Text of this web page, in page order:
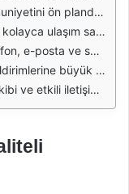
artırmaya devam etmektedir. Müşterilerine sunduğu avantajlı hizmet paketleriyle de dikkat çekmektedir.
sürekli olarak kendini geliştirmektedir. Bu durum, müşteri memnuniyetini artırmakta ve marka bağlılığını güçlendirmektedir.
hakkında detaylı bilgilere ulaşmak isteyenler için resmi web sitesi de önemli bir kaynak teşkil etmektedir.
yapmaktadır. Bu sayede, hem mevcut müşterilerin sadakatini kazanmakta hem de yeni müşteriler çekmektedir.
ve sorunları için Mersin Arçelik Servisi'ne başvurarak, kaliteli bir hizmet deneyimi elde etmeleri mümkündür.